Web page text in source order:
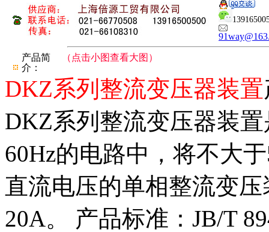
产品简
介：
（点击小图查看大图）
DKZ系列整流变压器装置
DKZ系列整流变压器装
60Hz的电路中，将不大
直流电压的单相整流变
20A。 产品标准：JB/T